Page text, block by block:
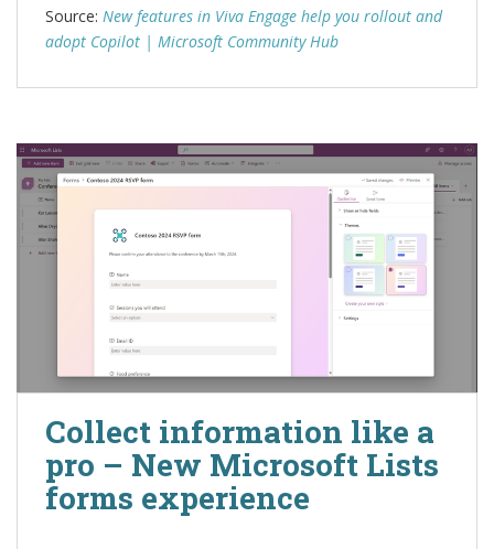
Source: New features in Viva Engage help you rollout and
adopt Copilot | Microsoft Community Hub
Collect information like a
pro – New Microsoft Lists
forms experience